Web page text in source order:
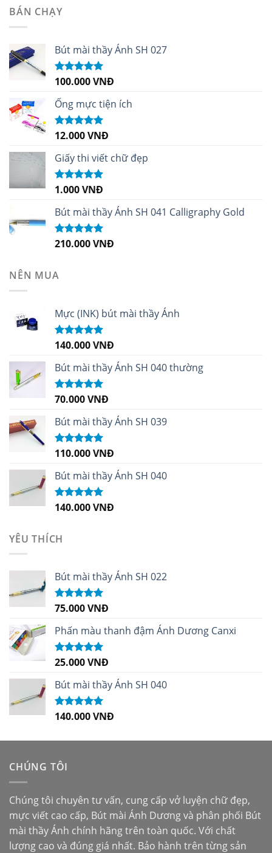
BÁN CHẠY
Bút mài thầy Ánh SH 027
Được xếp
sao
100.000VNĐ
Ống mực tiện ích
Được xếp
sao
12.000VNĐ
Giấy thi viết chữ đẹp
Được xếp
sao
1.000VNĐ
Bút mài thầy Ánh SH 041 Calligraphy Gold
Được xếp
210.000VNĐ
NÊN MUA
Mực (INK) bút mài thầy Ánh
Được xếp
sao
140.000VNĐ
Bút mài thầy Ánh SH 040 thường
Được xếp
sao
70.000VNĐ
Bút mài thầy Ánh SH 039
Được xếp
sao
110.000VNĐ
Bút mài thầy Ánh SH 040
Được xếp
140.000VNĐ
YÊU THÍCH
Bút mài thầy Ánh SH 022
Được xếp
sao
75.000VNĐ
Phấn màu thanh đậm Ánh Dương Canxi
Được xếp
sao
25.000VNĐ
Bút mài thầy Ánh SH 040
Được xếp
140.000VNĐ
CHÚNG TÔI
Chúng tôi chuyên tư vấn, cung cấp vở luyện chữ đẹp,
mực viết cao cấp, Bút mài Ánh Dươngvà phân phối Bút
mài thầy Ánh chính hãng trên toàn quốc. Với chất
lượng cao và đúng giá nhất. Bảo hành trên từng sản